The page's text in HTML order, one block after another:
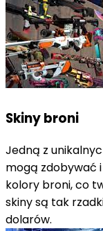
Skiny broni
Jedną z
mogą zdobywać
kolory broni, co
skiny są tak
dolarów.